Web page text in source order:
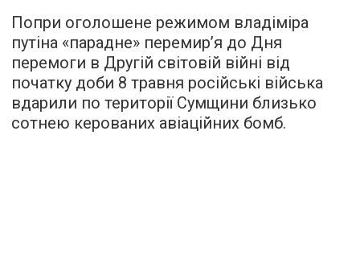
Попри оголошене режимом владіміра
путіна «парадне» перемир’я до Дня
перемоги в Другій світовій війні від
початку доби 8 травня російські війська
вдарили по території Сумщини близько
сотнею керованих авіаційних бомб.